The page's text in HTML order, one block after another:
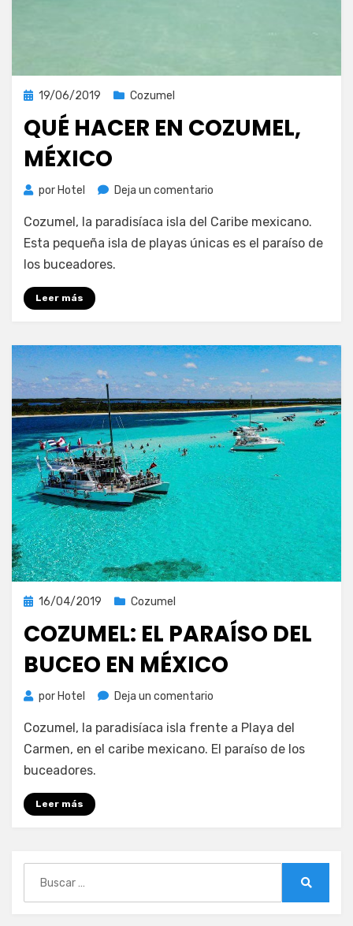
Publicada
19/06/2019 Cozumel
QUÉ HACER EN COZUMEL,
MÉXICO
por Hotel Deja un comentario
hacer
en
Cozumel, la paradisíaca isla del Caribe mexicano.
Esta pequeña isla de playas únicas es el paraíso de
los buceadores.
Leer más
Publicada
16/04/2019 Cozumel
COZUMEL: EL PARAÍSO DEL
BUCEO EN MÉXICO
por Hotel Deja un comentario
el
paraíso
Cozumel, la paradisíaca isla frente a Playa del
Carmen, en el caribe mexicano. El paraíso de los
buceadores.
Leer más